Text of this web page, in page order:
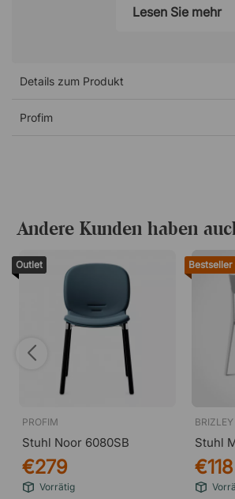
Der Sitz aus Polypropylen verfügt
Komfort sorgt.
Lesen Sie mehr
Details zum Produkt
Profim
Andere Kunden haben
Outlet
PROFIM
Stuhl Noor 6080SB
€279
Vorrätig
Bestseller
BRIZLEY
Stuhl
€118